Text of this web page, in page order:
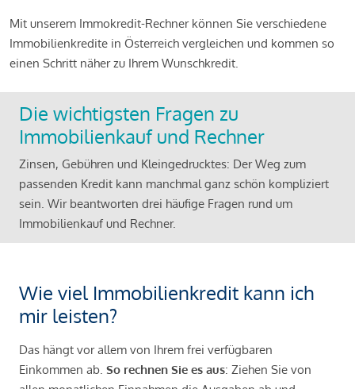
Mit unserem Immokredit-Rechner können Sie verschiedene
Immobilienkredite in Österreich vergleichen und kommen so
einen Schritt näher zu Ihrem Wunschkredit.
Die wichtigsten Fragen zu
Immobilienkauf und Rechner
Zinsen, Gebühren und Kleingedrucktes: Der Weg zum
passenden Kredit kann manchmal ganz schön kompliziert
sein. Wir beantworten drei häufige Fragen rund um
Immobilienkauf und Rechner.
Wie viel Immobilienkredit kann ich
mir leisten?
Das hängt vor allem von Ihrem frei verfügbaren
Einkommen ab. So rechnen Sie es aus: Ziehen Sie von